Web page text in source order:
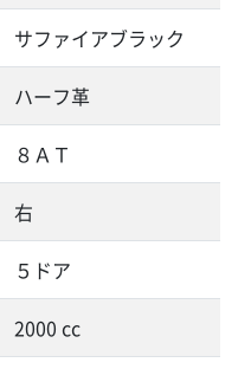
サファイアブラック
ハーフ革
８ＡＴ
右
５ドア
2000 cc